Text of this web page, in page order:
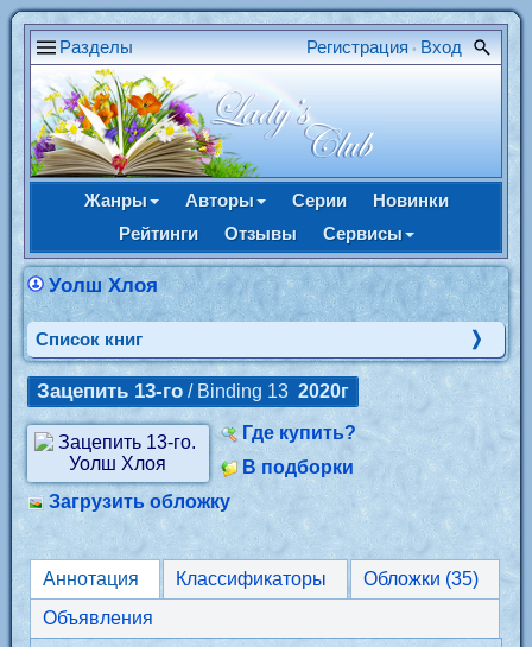
Разделы Регистрация • Вход
Жанры Авторы Серии
Новинки
Рейтинги
Отзывы Сервисы
Уолш Хлоя
Cписок книг
Зацепить 13-го / Binding 13 2020г
Где купить?
В подборки
Загрузить обложку
Аннотация Классификаторы
Обложки (35)
Объявления